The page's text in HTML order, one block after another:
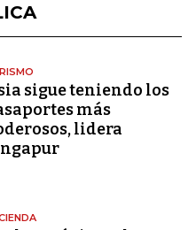
sigue teniendo los
más
lidera